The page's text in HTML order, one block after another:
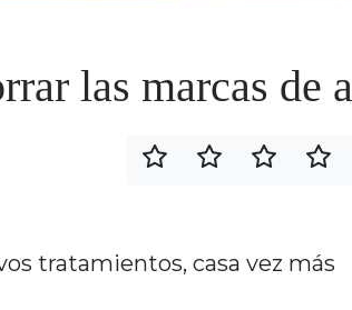
las marcas de
tratamientos, casa vez más